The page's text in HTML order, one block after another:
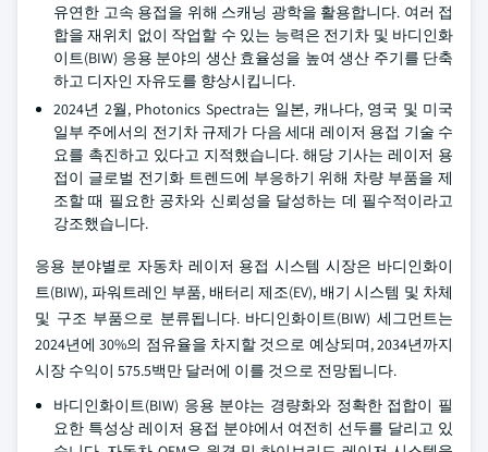
유연한 고속 용접을 위해 스캐닝 광학을 활용합니다. 여러 접
합을 재위치 없이 작업할 수 있는 능력은 전기차 및 바디인화
이트(BIW) 응용 분야의 생산 효율성을 높여 생산 주기를 단축
하고 디자인 자유도를 향상시킵니다.
2024년 2월, Photonics Spectra는 일본, 캐나다, 영국 및 미국
일부 주에서의 전기차 규제가 다음 세대 레이저 용접 기술 수
요를 촉진하고 있다고 지적했습니다. 해당 기사는 레이저 용
접이 글로벌 전기화 트렌드에 부응하기 위해 차량 부품을 제
조할 때 필요한 공차와 신뢰성을 달성하는 데 필수적이라고
강조했습니다.
응용 분야별로 자동차 레이저 용접 시스템 시장은 바디인화이
트(BIW), 파워트레인 부품, 배터리 제조(EV), 배기 시스템 및 차체
및 구조 부품으로 분류됩니다. 바디인화이트(BIW) 세그먼트는
2024년에 30%의 점유율을 차지할 것으로 예상되며, 2034년까지
시장 수익이 575.5백만 달러에 이를 것으로 전망됩니다.
바디인화이트(BIW) 응용 분야는 경량화와 정확한 접합이 필
요한 특성상 레이저 용접 분야에서 여전히 선두를 달리고 있